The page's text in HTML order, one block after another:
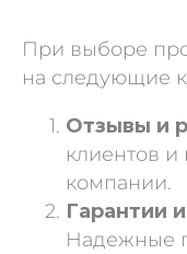
При выборе
на следующие
Отзывы и
клиентов и
компании.
Гарантии
Надежные